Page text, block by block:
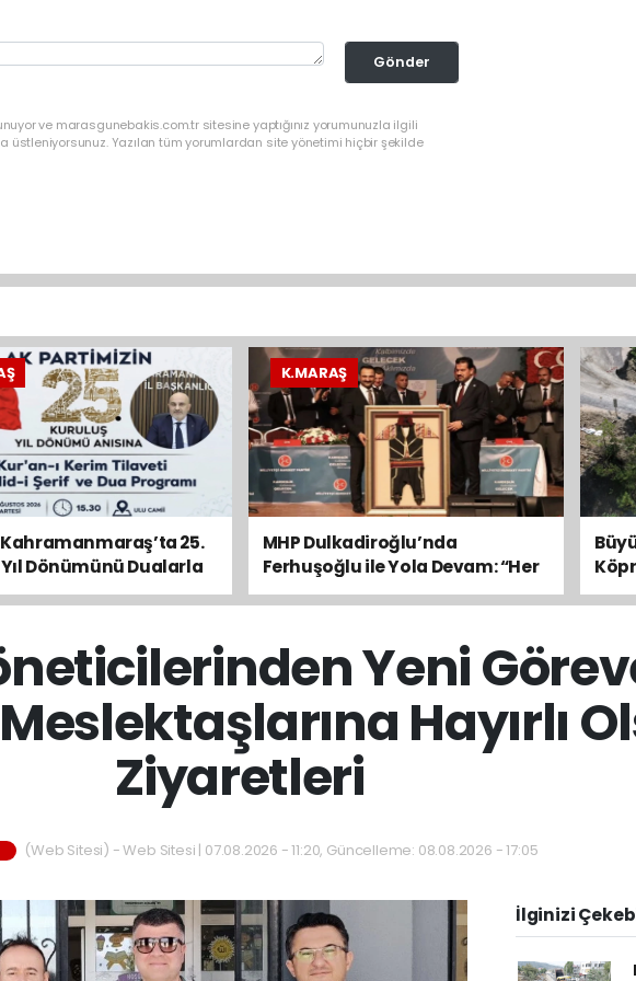
Gönder
ve marasgunebakis.com.tr sitesine yaptığınız yorumunuzla ilgili
üstleniyorsunuz. Yazılan tüm yorumlardan site yönetimi hiçbir şekilde
25.
Dönümünü Dualarla
K.MARAŞ
MHP Dulkadiroğlu’nda
Ferhuşoğlu ile Yola Devam: “Her
Mahalleyi Emanet Bildik”
Yeni
Hayırlı
Ziyaretleri
(Web Sitesi) - Web Sitesi | 07.08.2026 - 11:20, Güncelleme: 08.08.2026 - 17:05
İlginizi